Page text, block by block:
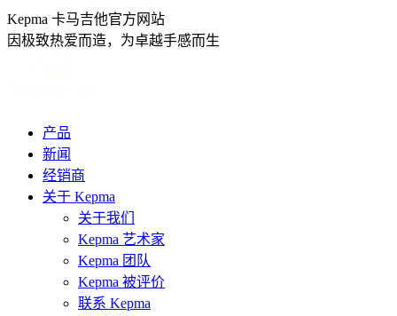
跳
转
Kepma 卡马吉他官方网站
因极致热爱而造，为卓越手感而生
产品
新闻
经销商
关于 Kepma
关于我们
Kepma 艺术家
Kepma 团队
Kepma 被评价
联系 Kepma